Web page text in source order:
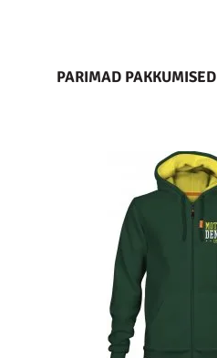
PARIMAD PAKKUMISED